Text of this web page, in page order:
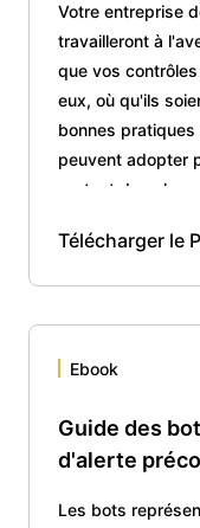
Votre entreprise
travailleront à
que vos
eux, où qu'ils
bonnes
peuvent adopter
partout dans le
Télécharger le
Ebook
Guide des
d'alerte
Les bots